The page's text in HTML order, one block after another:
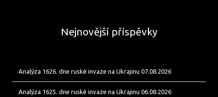
Nejnovější příspěvky
Analýza 1626. dne ruské invaze na Ukrajinu 07.08.2026
Analýza 1625. dne ruské invaze na Ukrajinu 06.08.2026